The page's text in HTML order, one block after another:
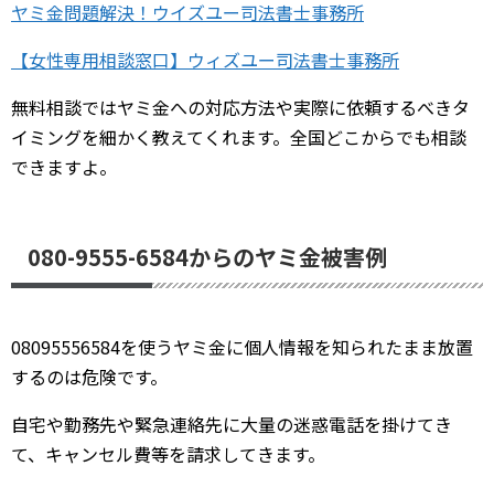
ヤミ金問題解決！ウイズユー司法書士事務所
【女性専用相談窓口】ウィズユー司法書士事務所
無料相談ではヤミ金への対応方法や実際に依頼するべきタ
イミングを細かく教えてくれます。全国どこからでも相談
できますよ。
080-9555-6584からのヤミ金被害例
08095556584を使うヤミ金に個人情報を知られたまま放置
するのは危険です。
自宅や勤務先や緊急連絡先に大量の迷惑電話を掛けてき
て、キャンセル費等を請求してきます。